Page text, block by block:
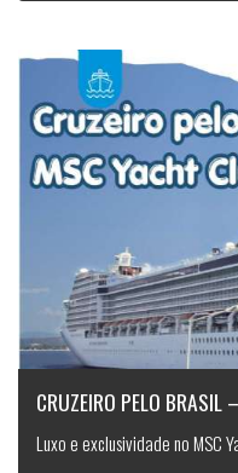
CRUZEIRO PELO BRASIL
Luxo e exclusividade no MSC